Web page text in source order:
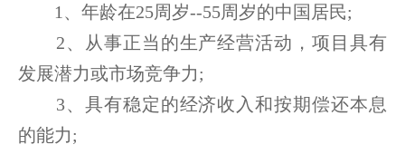
1、年龄在25周岁--55周岁的中国居民;
2、从事正当的生产经营活动，项目具有
发展潜力或市场竞争力;
3、具有稳定的经济收入和按期偿还本息
的能力;